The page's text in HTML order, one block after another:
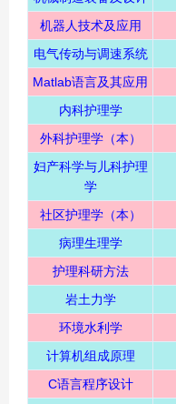
机器人技术及应用
电气传动与调速系统
Matlab语言及其应用
内科护理学
外科护理学（本）
妇产科学与儿科护理
学
社区护理学（本）
病理生理学
护理科研方法
岩土力学
环境水利学
计算机组成原理
C语言程序设计